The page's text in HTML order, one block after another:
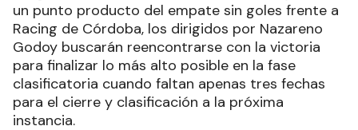
un punto producto del empate sin goles frente a
Racing de Córdoba, los dirigidos por Nazareno
Godoy buscarán reencontrarse con la victoria
para finalizar lo más alto posible en la fase
clasificatoria cuando faltan apenas tres fechas
para el cierre y clasificación a la próxima
instancia.